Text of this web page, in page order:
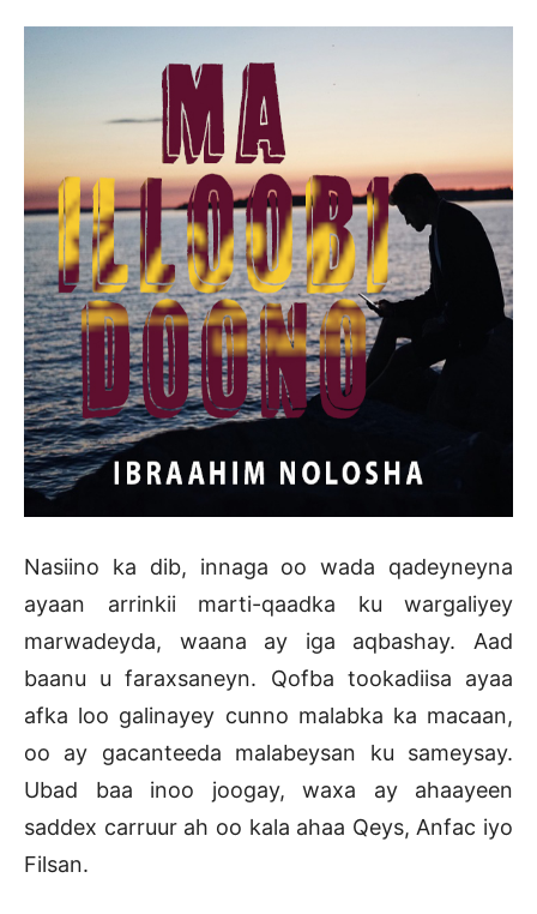
Nasiino ka dib, innaga oo wada qadeyneyna
ayaan arrinkii marti-qaadka ku wargaliyey
marwadeyda, waana ay iga aqbashay. Aad
baanu u faraxsaneyn. Qofba tookadiisa ayaa
afka loo galinayey cunno malabka ka macaan,
oo ay gacanteeda malabeysan ku sameysay.
Ubad baa inoo joogay, waxa ay ahaayeen
saddex carruur ah oo kala ahaa Qeys, Anfac iyo
Filsan.